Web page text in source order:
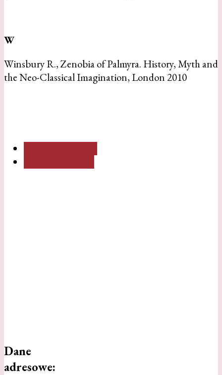
W
Winsbury R., Zenobia of Palmyra. History, Myth and
the Neo-Classical Imagination, London 2010
Dane
adresowe: